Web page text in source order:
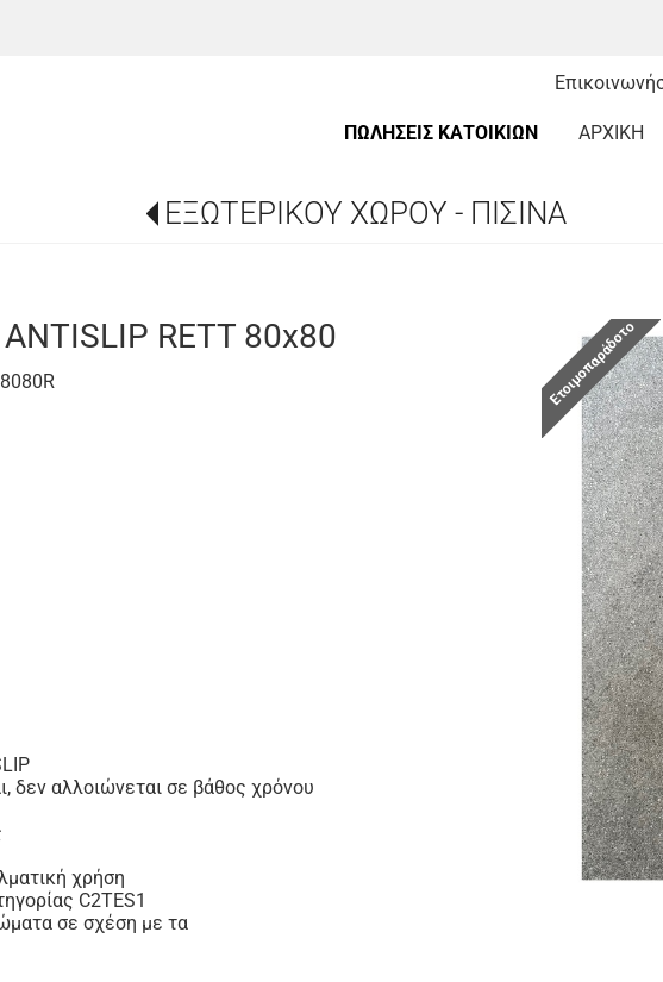
ΠΩΛΗΣΕΙΣ ΚΑΤΟΙΚΙΩΝ ΑΡΧΙΚΗ
ΕΞΩΤΕΡΙΚΟΥ ΧΩΡΟΥ - ΠΙΣΙΝΑ
Ετοιμοπαράδοτο
RETT 80x80
δεν αλλοιώνεται σε βάθος χρόνου
χρήση
C2TES1
σε σχέση με τα